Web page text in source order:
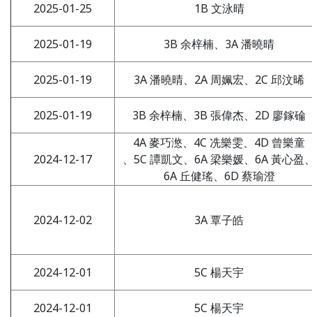
2025-01-25
1B 文泳晴
2025-01-19 3B 余梓楠、3A 潘曉晴
2025-01-19 3A 潘曉晴、2A 周姵宏、2C 邱汶晞
2025-01-19 3B 余梓楠、3B 張偉杰、2D 廖鎵碖
2024-12-17
4A 麥巧滺、4C 冼樂雯、4D 曾樂童
、5C 譚凱文、6A 梁樂媛、6A 黃心盈
6A 丘健瑤、6D 蔡瑜澄
2024-12-02 3A 覃子皓
2024-12-01 5C 楊天宇
2024-12-01 5C 楊天宇